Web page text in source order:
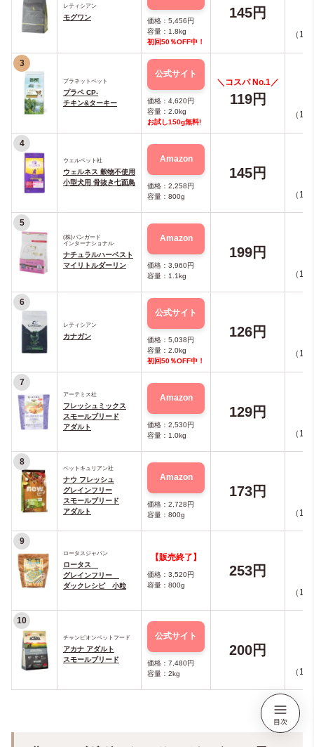
レティシアン
モグワン
価格：5,456円
容量：1.8kg
初回50％OFF中！
145円
（10
3
プラネットペット
プラペ CP-
チキン&ターキー
公式サイト
価格：4,620円
容量：2.0kg
お試し150g無料!
＼コスパ No.1／
119円
（10
4
ウェルペット社
ウェルネス 穀物不使用
小型犬用 骨抜き七面鳥
Amazon
価格：2,258円
容量：800g
145円
（10
5
(株)バンガード
インターナショナル
ナチュラルハーベスト
マイリトルダーリン
Amazon
価格：3,960円
容量：1.1kg
199円
（10
6
レティシアン
カナガン
公式サイト
価格：5,038円
容量：2.0kg
初回50％OFF中！
126円
（10
7
アーテミス社
フレッシュミックス
スモールブリード
アダルト
Amazon
価格：2,530円
容量：1.0kg
129円
（10
8
ペットキュリアン社
ナウ フレッシュ
グレインフリー
スモールブリード
アダルト
Amazon
価格：2,728円
容量：800g
173円
（10
9
ロータスジャパン
ロータス
グレインフリー
ダックレシピ 小粒
【販売終了】
価格：3,520円
容量：800g
253円
（10
10
チャンピオンペットフード
アカナ アダルト
スモールブリード
公式サイト
価格：7,480円
容量：2kg
200円
（10